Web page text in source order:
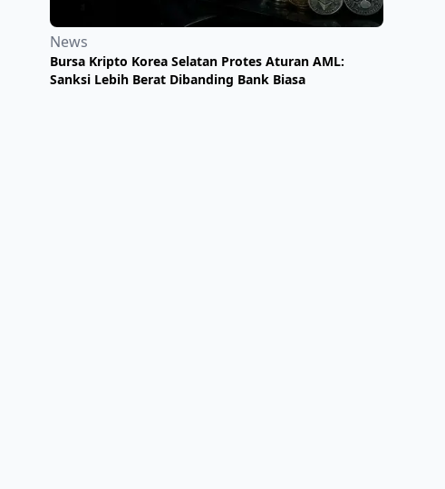
News
Bursa Kripto Korea Selatan Protes Aturan AML:
Sanksi Lebih Berat Dibanding Bank Biasa